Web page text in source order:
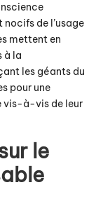
de l’usage
mettent en
à la
les géants du
pour une
vis-à-vis de leur
le